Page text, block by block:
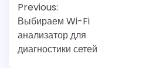
navigation
Previous:
Выбираем Wi-Fi
анализатор для
диагностики сетей